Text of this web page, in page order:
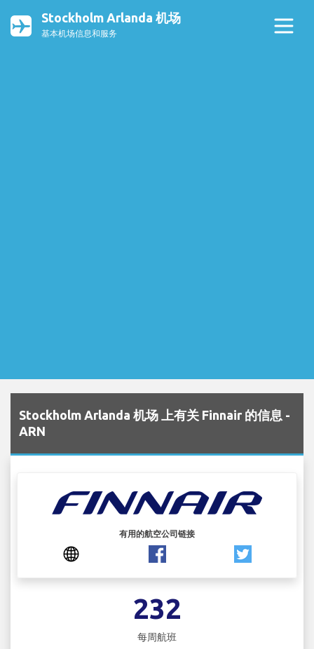
Stockholm Arlanda 机场
基本机场信息和服务
Stockholm Arlanda 机场 上有关 Finnair 的信息 -
ARN
有用的航空公司链接
232
每周航班